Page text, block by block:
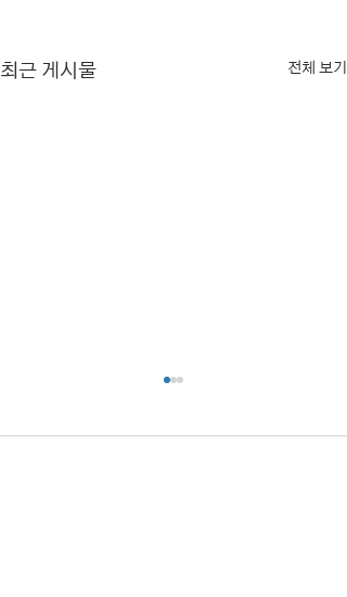
최근 게시물 전체 보기